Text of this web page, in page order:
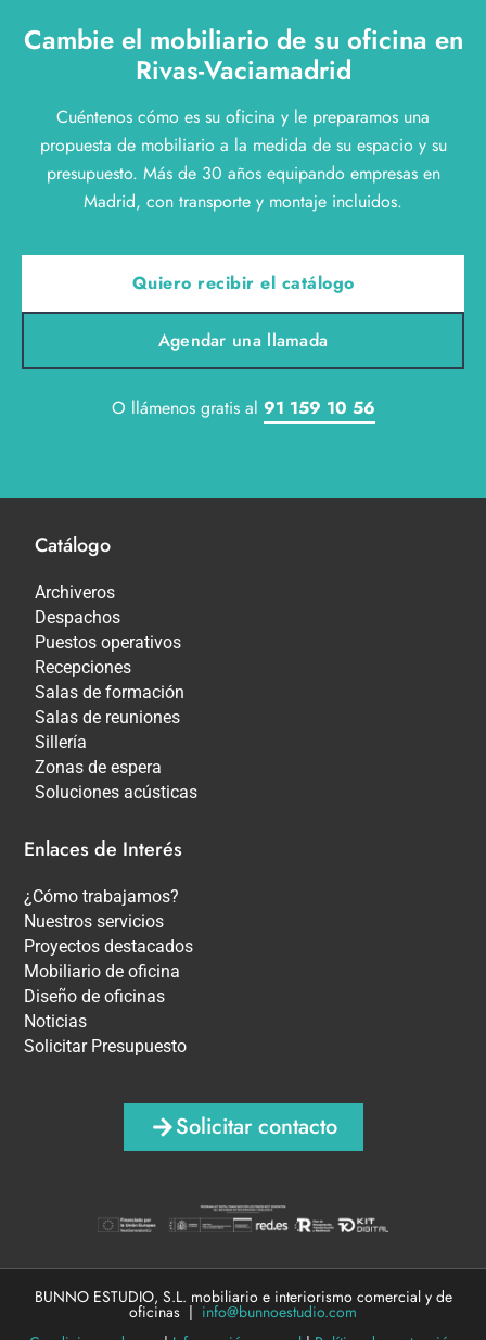
Cambie el mobiliario de su oficina en
Rivas-Vaciamadrid
Cuéntenos cómo es su oficina y le preparamos una
propuesta de mobiliario a la medida de su espacio y su
presupuesto. Más de 30 años equipando empresas en
Madrid, con transporte y montaje incluidos.
Quiero recibir el catálogo
Agendar una llamada
O llámenos gratis al 91 159 10 56
Catálogo
Archiveros
Despachos
Puestos operativos
Recepciones
Salas de formación
Salas de reuniones
Sillería
Zonas de espera
Soluciones acústicas
Enlaces de Interés
¿Cómo trabajamos?
Nuestros servicios
Proyectos destacados
Mobiliario de oficina
Diseño de oficinas
Noticias
Solicitar Presupuesto
Solicitar contacto
BUNNO ESTUDIO, S.L. mobiliario e interiorismo comercial y de
oficinas | info@bunnoestudio.com